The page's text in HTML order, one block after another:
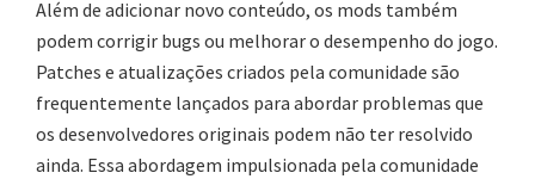
Além de adicionar novo conteúdo, os mods também
podem corrigir bugs ou melhorar o desempenho do jogo.
Patches e atualizações criados pela comunidade são
frequentemente lançados para abordar problemas que
os desenvolvedores originais podem não ter resolvido
ainda. Essa abordagem impulsionada pela comunidade